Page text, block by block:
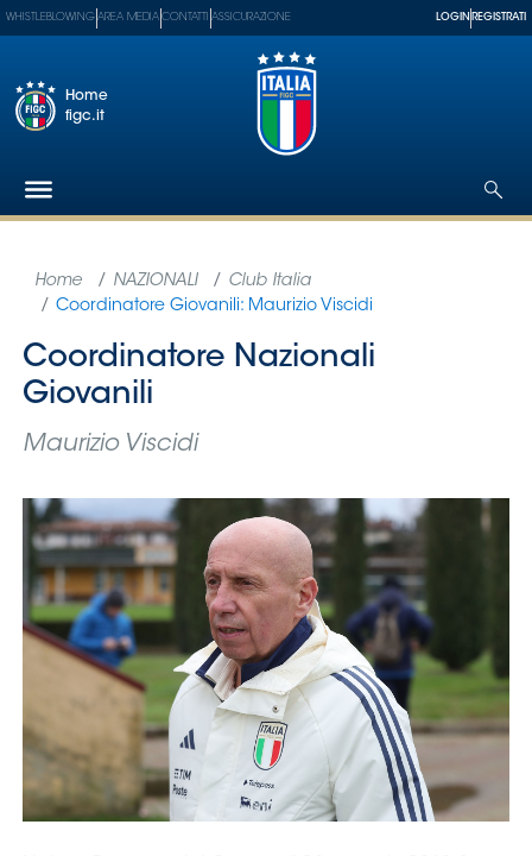
Nazionali
Tecnici
SGS
Paralimpico
Women
Serie
B
Femminile
Museo
Shop
partner
delle
WHISTLEBLOWING AREA MEDIA CONTATTI ASSICURAZIONE LOGIN REGISTRATI
Home
figc.it